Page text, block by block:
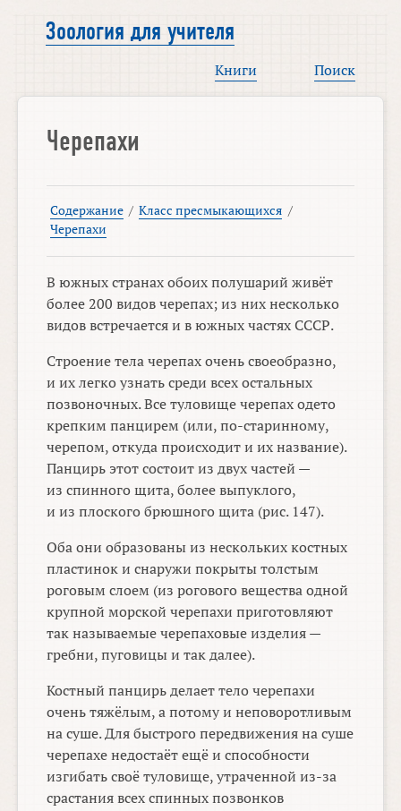
Зоология для учителя
Книги Поиск
Черепахи
Содержание / Класс пресмыкающихся /
Черепахи
В южных странах обоих полушарий живёт
более 200 видов черепах; из них несколько
видов встречается и в южных частях СССР.
Строение тела черепах очень своеобразно,
и их легко узнать среди всех остальных
позвоночных. Все туловище черепах одето
крепким панцирем (или, по-старинному,
черепом, откуда происходит и их название).
Панцирь этот состоит из двух частей —
из спинного щита, более выпуклого,
и из плоского брюшного щита (рис. 147).
Оба они образованы из нескольких костных
пластинок и снаружи покрыты толстым
роговым слоем (из рогового вещества одной
крупной морской черепахи приготовляют
так называемые черепаховые изделия —
гребни, пуговицы и так далее).
Костный панцирь делает тело черепахи
очень тяжёлым, а потому и неповоротливым
на суше. Для быстрого передвижения на суше
черепахе недостаёт ещё и способности
изгибать своё туловище, утраченной из-за
срастания всех спинных позвонков